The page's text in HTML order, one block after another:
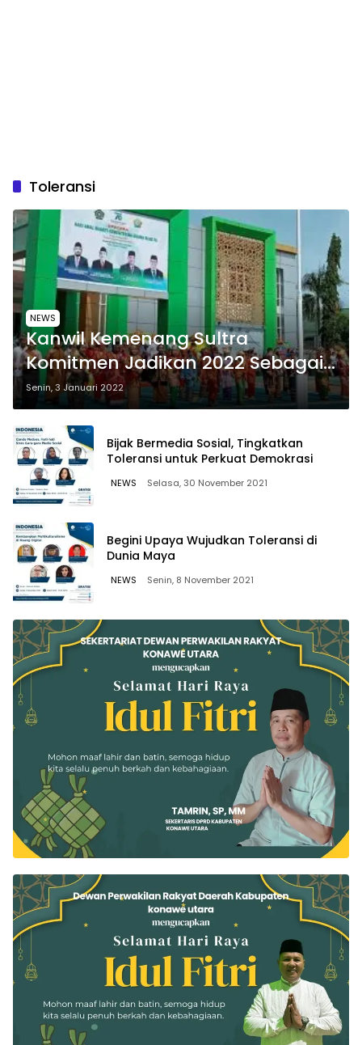
Toleransi
NEWS
Kanwil Kemenang Sultra
Komitmen Jadikan 2022 Sebagai
Tahun Toleransi
Senin, 3 Januari 2022
Bijak Bermedia Sosial, Tingkatkan
Toleransi untuk Perkuat Demokrasi
NEWS Selasa, 30 November 2021
Begini Upaya Wujudkan Toleransi di
Dunia Maya
NEWS Senin, 8 November 2021